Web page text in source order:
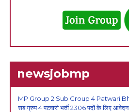
newsjobmp
MP Group 2 Sub Group 4 Patwari
सब ग्रुप 4 पटवारी भर्ती 2306 पदों के लिए आवेदन